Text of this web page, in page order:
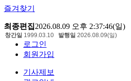
즐겨찾기
최종편집2026.08.09 오후 2:37:46(일)
로그인
회원가입
기사제보
창간일 1999.03.10 발행일 2026.08.09(일)